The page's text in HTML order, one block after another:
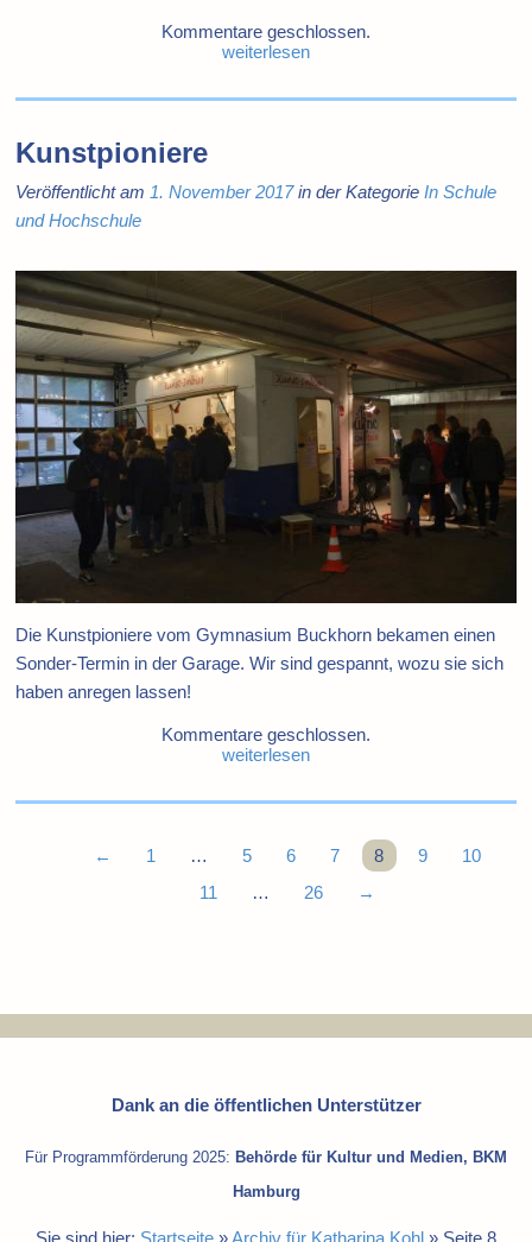
Kommentare geschlossen.
weiterlesen
Kunstpioniere
Veröffentlicht am 1. November 2017in der KategorieIn Schule
und Hochschule
Die Kunstpioniere vom Gymnasium Buckhorn bekamen einen
Sonder-Termin in der Garage. Wir sind gespannt, wozu sie sich
haben anregen lassen!
Kommentare geschlossen.
weiterlesen
← 1 … 5 6 7 8 9
10
11
… 26 →
Dank an die öffentlichen Unterstützer
Für Programmförderung 2025: Behörde für Kultur und Medien, BKM
Hamburg